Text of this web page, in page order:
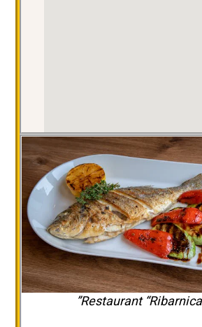
Restaurant “Ribarnica